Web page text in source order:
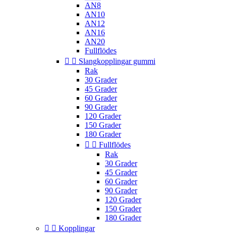
AN8
AN10
AN12
AN16
AN20
Fullflödes
  Slangkopplingar gummi
Rak
30 Grader
45 Grader
60 Grader
90 Grader
120 Grader
150 Grader
180 Grader
  Fullflödes
Rak
30 Grader
45 Grader
60 Grader
90 Grader
120 Grader
150 Grader
180 Grader
  Kopplingar